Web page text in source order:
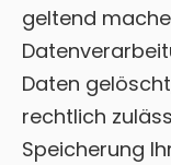
geltend
Daten
rechtlich
Speicherung